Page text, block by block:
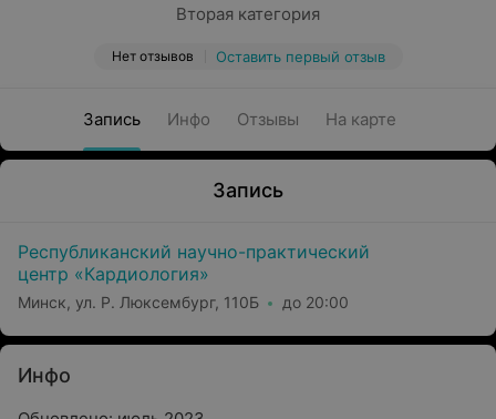
Вторая категория
Нет отзывов Оставить первый отзыв
Запись Инфо Отзывы На карте
Запись
Республиканский научно-практический
центр «Кардиология»
Минск, ул. Р. Люксембург, 110Б до 20:00
Инфо